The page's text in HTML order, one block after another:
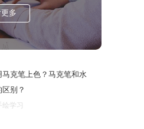
多
马克笔上色？马克笔和水
别？
绘学习